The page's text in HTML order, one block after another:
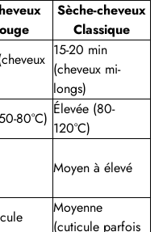
Sèche-cheveux
Classique
15-20 min
(cheveux mi-
longs)
80°C)
Élevée (80-
120°C)
Moyen à élevé
Moyenne
(cuticule parfois